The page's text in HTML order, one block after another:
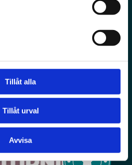
Tillåt alla
Tillåt urval
Avvisa
nyheterna, djupgående
helt digitalt.